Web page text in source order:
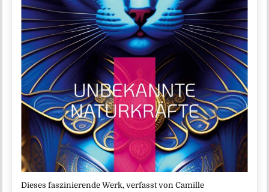
Dieses faszinierende Werk, verfasst von Camille